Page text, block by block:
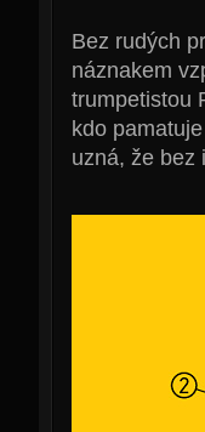
Bez rudých
náznakem
trumpetistou
kdo
uzná, že bez